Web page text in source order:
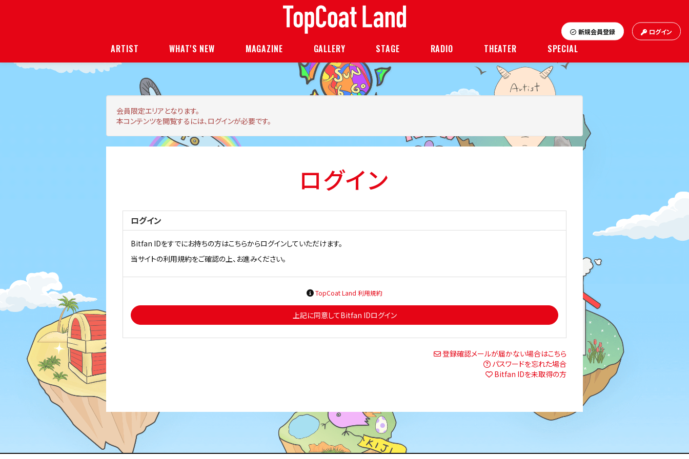
新規会員登録 ログイン
ARTIST WHAT'S NEW MAGAZINE GALLERY STAGE RADIO THEATER SPECIAL
会員限定エリア となります。
本コンテンツを閲覧するには、ログインが必要です。
ログイン
ログイン
Bitfan IDをすでにお持ちの方はこちらからログインしていただけます。
当サイトの利用規約をご確認の上、お進みください。
TopCoat Land 利用規約
上記に同意してBitfan IDログイン
登録確認メールが届かない場合はこちら
パスワードを忘れた場合
Bitfan IDを未取得の方